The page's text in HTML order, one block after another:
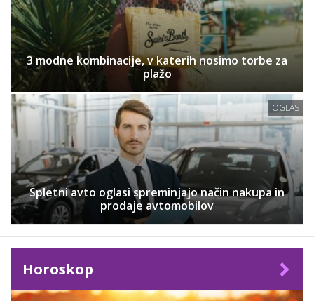
3 modne kombinacije, v katerih nosimo torbe za
plažo
OGLAS
Spletni avto oglasi spreminjajo način nakupa in
prodaje avtomobilov
Horoskop